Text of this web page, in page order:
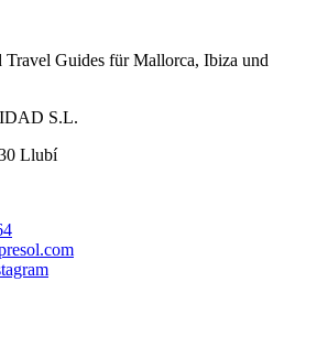
Travel Guides für Mallorca, Ibiza und
S.L.
Llubí